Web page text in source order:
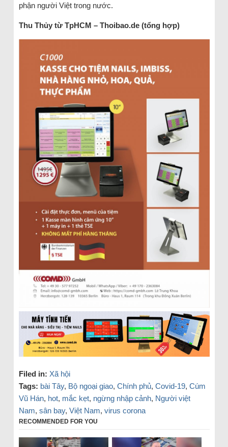
phận người Việt trong nước.
Thu Thủy từ TpHCM – Thoibao.de (tổng hợp)
Filed in: Xã hội
Tags: bài Tây, Bộ ngoại giao, Chính phủ, Covid-19, Cúm
Vũ Hán, hot, mắc kẹt, ngừng nhập cảnh, Người việt
Nam, sân bay, Việt Nam, virus corona
RECOMMENDED FOR YOU